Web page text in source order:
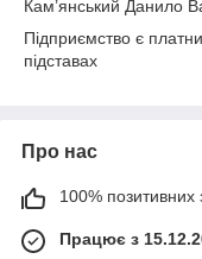
Кам’янський Данило
Підприємство є
підставах
Про нас
100% позитивних
Працює з